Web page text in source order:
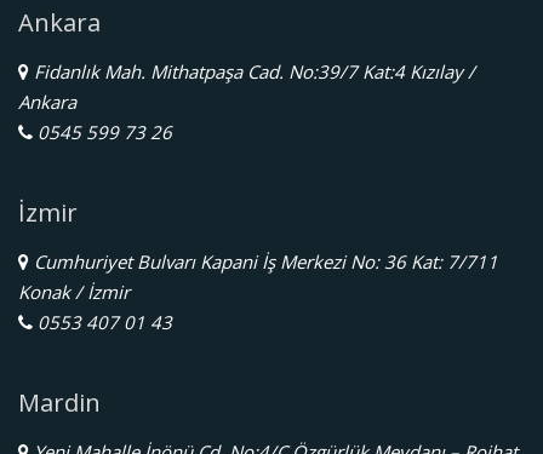
Ankara
Fidanlık Mah. Mithatpaşa Cad. No:39/7 Kat:4 Kızılay /
Ankara
0545 599 73 26
İzmir
Cumhuriyet Bulvarı Kapani İş Merkezi No: 36 Kat: 7/711
Konak / İzmir
0553 407 01 43
Mardin